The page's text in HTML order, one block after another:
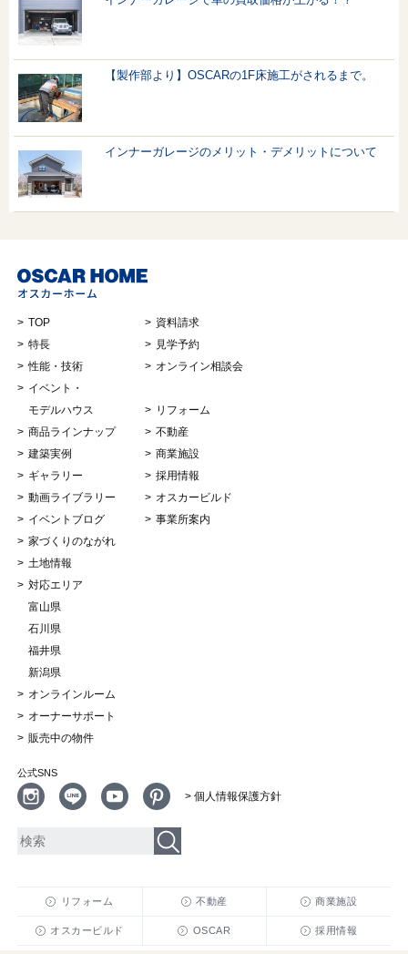
【製作部より】OSCARの1F床施工がされるまで。
インナーガレージのメリット・デメリットについて
TOP
特長
性能・技術
イベント・
モデルハウス
商品ラインナップ
建築実例
ギャラリー
動画ライブラリー
イベントブログ
家づくりのながれ
土地情報
対応エリア
富山県
石川県
福井県
新潟県
オンラインルーム
オーナーサポート
販売中の物件
資料請求
見学予約
オンライン相談会
リフォーム
不動産
商業施設
採用情報
オスカービルド
事業所案内
公式SNS
> 個人情報保護方針
リフォーム 不動産 商業施設
オスカービルド OSCAR 採用情報